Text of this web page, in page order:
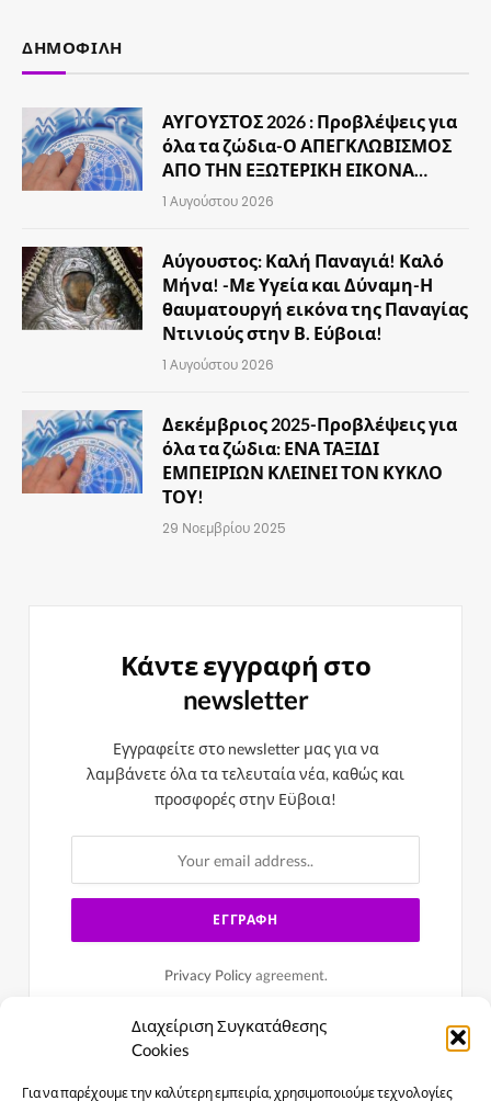
Διαχείριση Συγκατάθεσης
Cookies
Για να παρέχουμε την καλύτερη εμπειρία, χρησιμοποιούμε τεχνολογίες
ΔΗΜΟΦΙΛΉ
ΑΥΓΟΥΣΤΟΣ 2026 : Προβλέψεις για
όλα τα ζώδια-Ο ΑΠΕΓΚΛΩΒΙΣΜΟΣ
ΑΠΟ ΤΗΝ ΕΞΩΤΕΡΙΚΗ ΕΙΚΟΝΑ…
1 Αυγούστου 2026
Αύγουστος: Καλή Παναγιά! Καλό
Μήνα! -Με Υγεία και Δύναμη-Η
θαυματουργή εικόνα της Παναγίας
Ντινιούς στην Β. Εύβοια!
1 Αυγούστου 2026
Δεκέμβριος 2025-Προβλέψεις για
όλα τα ζώδια: ΕΝΑ ΤΑΞΙΔΙ
ΕΜΠΕΙΡΙΩΝ ΚΛΕΙΝΕΙ ΤΟΝ ΚΥΚΛΟ
ΤΟΥ!
29 Νοεμβρίου 2025
Κάντε εγγραφή στο
newsletter
Εγγραφείτε στο newsletter μας για να
λαμβάνετε όλα τα τελευταία νέα, καθώς και
προσφορές στην Εϋβοια!
Privacy Policyagreement.